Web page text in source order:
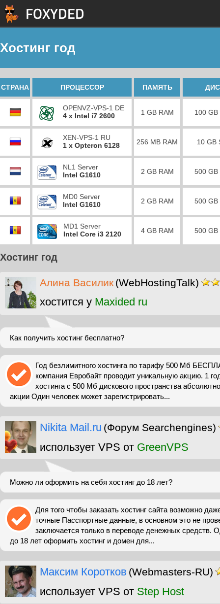
Хостинг год
СТРАНА ПРОЦЕССОР ПАМЯТЬ
OPENVZ-VPS-1 DE
4 x Intel i7 2600
1 GB RAM 100 GB
XEN-VPS-1 RU
1 x Opteron 6128
256 MB RAM 10 GB
NL1 Server
Intel G1610
2 GB RAM 500 GB
MD0 Server
Intel G1610
2 GB RAM 500 GB
MD1 Server
Intel Core i3 2120
4 GB RAM 500 GB
Хостинг год
Алина Василик (WebHostingTalk)
хостится у Maxided ru
Как получить хостинг бесплатно?
Год безлимитного хостинга по тарифу 500 Мб
компания Евробайт проводит уникальную акцию. 1
хостинга с 500 Мб дискового пространства
акции Один человек может зарегистрировать...
Nikita Mail.ru (Форум Searchengines)
использует VPS от GreenVPS
Можно ли оформить на себя хостинг до 18 лет?
Для того чтобы заказать хостинг сайта возможно
точные Пасспортные данные, в основном это не
заключается только в переводе денежных средств.
до 18 лет оформить хостинг и домен для...
Максим Коротков (Webmasters-RU)
использует VPS от Step Host